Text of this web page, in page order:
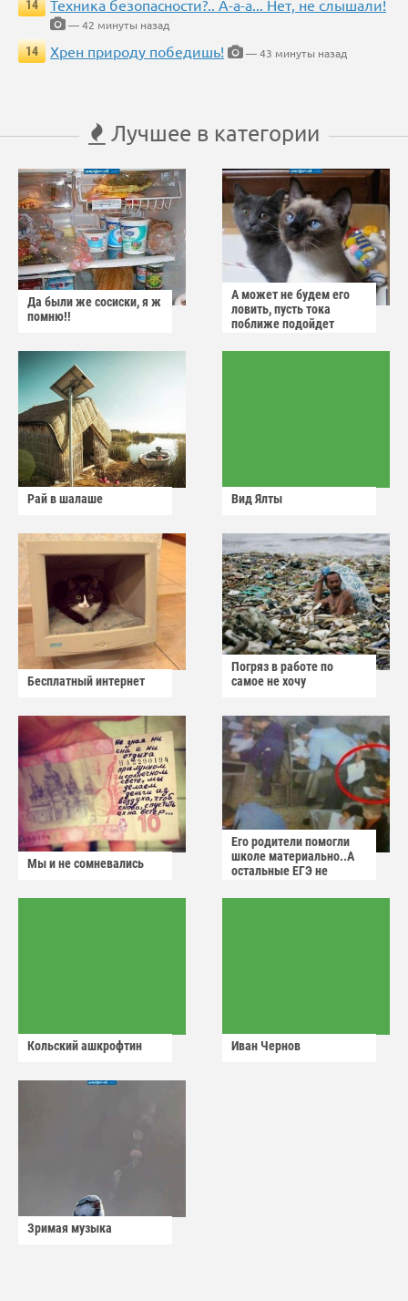
14
Техника безопасности?.. А-а-а... Нет, не слышали!
— 42 минуты назад
14
Хрен природу победишь! — 43 минуты назад
Лучшее в категории
Да были же сосиски, я ж
помню!!
А может не будем его
ловить, пусть тока
поближе подойдет
Рай в шалаше Вид Ялты
Бесплатный интернет
Погряз в работе по
самое не хочу
Мы и не сомневались
Его родители помогли
школе материально..А
остальные ЕГЭ не
Кольский ашкрофтин Иван Чернов
Зримая музыка